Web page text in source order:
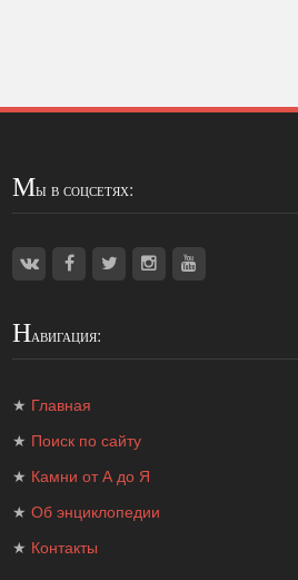
Мы в соцсетях:
Навигация:
★ Главная
★ Поиск по сайту
★ Камни от А до Я
★Об энциклопедии
★ Контакты